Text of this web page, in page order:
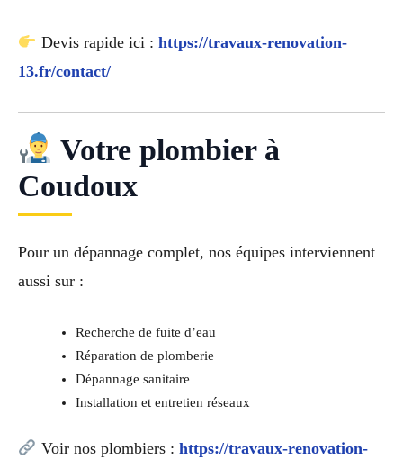
Devis rapide ici : https://travaux-renovation-
13.fr/contact/
Votre plombier à
Coudoux
Pour un dépannage complet, nos équipes interviennent
aussi sur :
Recherche de fuite d’eau
Réparation de plomberie
Dépannage sanitaire
Installation et entretien réseaux
Voir nos plombiers : https://travaux-renovation-